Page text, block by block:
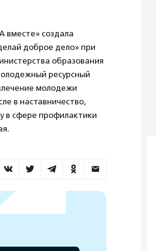
вместе» создала
доброе дело» при
образования
ресурсный
молодежи
в наставничество,
в сфере профилактики